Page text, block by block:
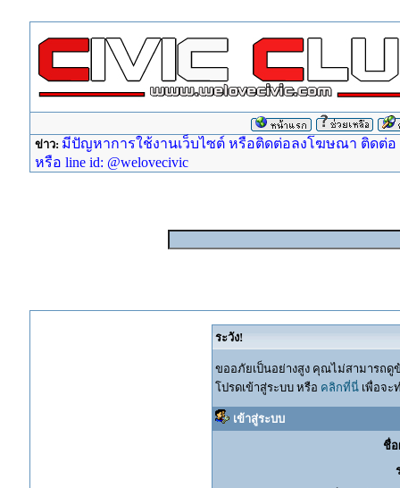
ข่าว: มีปัญหาการใช้งานเว็บไซต์ หรือติดต่อลงโฆษณา ติดต่อ
หรือ line id: @welovecivic
ระวัง!
ขออภัยเป็นอย่างสูง คุณไม่สามารถ
โปรดเข้าสู่ระบบ หรือ คลิกที่นี่เพื่อจะ
เข้าสู่ระบบ
ชื่อ